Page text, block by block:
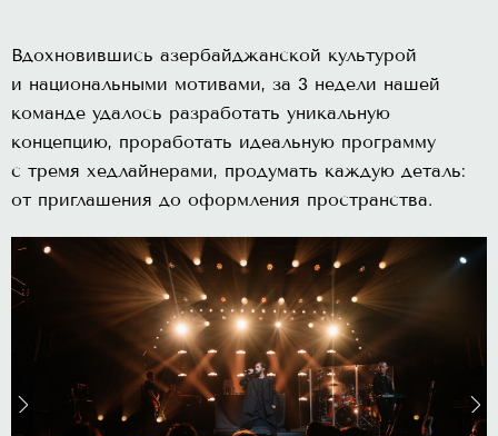
Вдохновившись азербайджанской культурой
и национальными мотивами, за 3 недели нашей
команде удалось разработать уникальную
концепцию, проработать идеальную программу
с тремя хедлайнерами, продумать каждую деталь:
от приглашения до оформления пространства.